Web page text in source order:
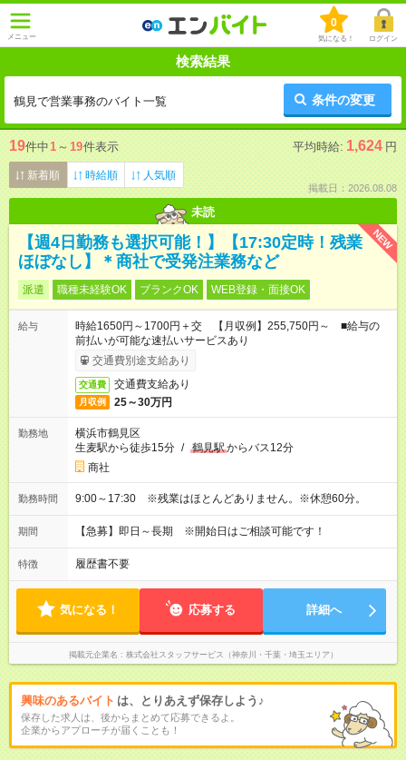
メニュー
0
気になる！ ログイン
検索結果
鶴見で営業事務のバイト一覧 条件の変更
19件中1 ～ 19件表示 平均時給: 1,624 円
新着順 時給順 人気順
掲載日：2026.08.08
未読
NEW
【週4日勤務も選択可能！】【17:30定時！残業
ほぼなし】＊商社で受発注業務など
派遣 職種未経験OK ブランクOK WEB登録・面接OK
給与
時給1650円～1700円＋交 【月収例】255,750円～ ■給与の
前払いが可能な速払いサービスあり
交通費別途支給あり
交通費 交通費支給あり
月収例 25～30万円
勤務地
横浜市鶴見区
生麦駅から徒歩15分 / 鶴見駅からバス12分
商社
勤務時間 9:00～17:30 ※残業はほとんどありません。※休憩60分。
期間 【急募】即日～長期 ※開始日はご相談可能です！
特徴 履歴書不要
気になる！ 応募する 詳細へ
掲載元企業名 株式会社スタッフサービス（神奈川・千葉・埼玉エリア）
興味のあるバイト は、とりあえず保存しよう♪
保存した求人は、後からまとめて応募できるよ。
企業からアプローチが届くことも！